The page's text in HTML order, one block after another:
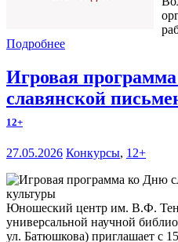
Подробнее
Игровая
славянской
12+
27.05.2026 Конкурсы, 12+
Юношеский центр им. В.Ф.
универсальной научной
ул. Батюшкова) приглашает с